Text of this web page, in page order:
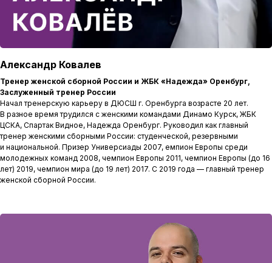
Александр Ковалев
Тренер женской сборной России и ЖБК «Надежда» Оренбург,
Заслуженный тренер России
Начал тренерскую карьеру в ДЮСШ г. Оренбурга возрасте 20 лет.
В разное время трудился с женскими командами Динамо Курск, ЖБК
ЦСКА, Спартак Видное, Надежда Оренбург. Руководил как главный
тренер женскими сборными России: студенческой, резервными
и национальной. Призер Универсиады 2007, емпион Европы среди
молодежных команд 2008, чемпион Европы 2011, чемпион Европы (до 16
лет) 2019, чемпион мира (до 19 лет) 2017. С 2019 года — главный тренер
женской сборной России.